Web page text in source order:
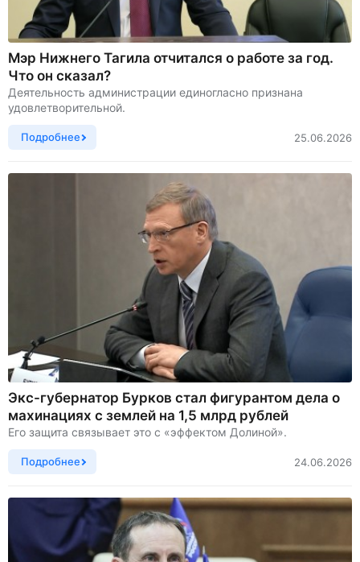
Мэр Нижнего Тагила отчитался о работе за год.
Что он сказал?
Деятельность администрации единогласно признана
удовлетворительной.
Подробнее 25.06.2026
Экс-губернатор Бурков стал фигурантом дела о
махинациях с землей на 1,5 млрд рублей
Его защита связывает это с «эффектом Долиной».
Подробнее 24.06.2026